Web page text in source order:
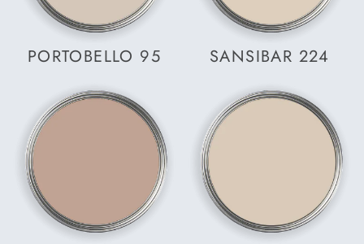
PORTOBELLO 95 SANSIBAR 224